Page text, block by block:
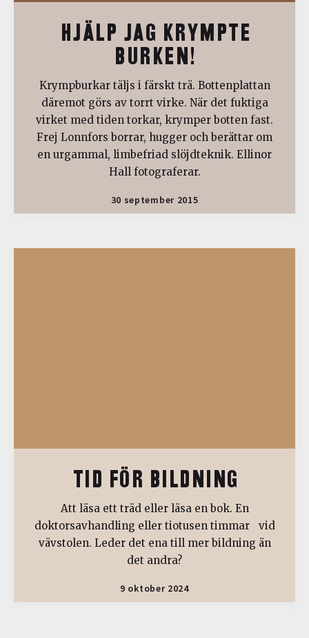
HJÄLP JAG KRYMPTE
BURKEN!
Krympburkar täljs i färskt trä. Bottenplattan
däremot görs av torrt virke. När det fuktiga
virket med tiden torkar, krymper botten fast.
Frej Lonnfors borrar, hugger och berättar om
en urgammal, limbefriad slöjdteknik. Ellinor
Hall fotograferar.
30 september 2015
TID FÖR BILDNING
Att läsa ett träd eller läsa en bok. En
doktorsavhandling eller tiotusen timmar vid
vävstolen. Leder det ena till mer bildning än
det andra?
9 oktober 2024